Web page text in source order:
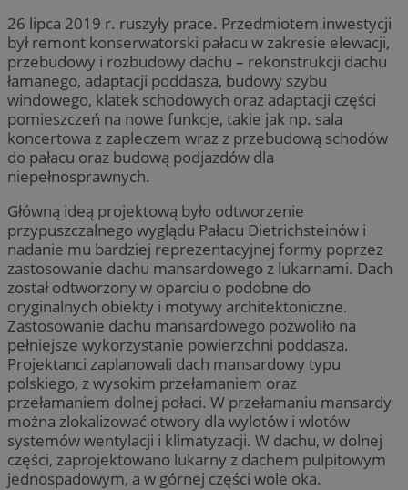
26 lipca 2019 r. ruszyły prace. Przedmiotem inwestycji
był remont konserwatorski pałacu w zakresie elewacji,
przebudowy i rozbudowy dachu – rekonstrukcji dachu
łamanego, adaptacji poddasza, budowy szybu
windowego, klatek schodowych oraz adaptacji części
pomieszczeń na nowe funkcje, takie jak np. sala
koncertowa z zapleczem wraz z przebudową schodów
do pałacu oraz budową podjazdów dla
niepełnosprawnych.
Główną ideą projektową było odtworzenie
przypuszczalnego wyglądu Pałacu Dietrichsteinów i
nadanie mu bardziej reprezentacyjnej formy poprzez
zastosowanie dachu mansardowego z lukarnami. Dach
został odtworzony w oparciu o podobne do
oryginalnych obiekty i motywy architektoniczne.
Zastosowanie dachu mansardowego pozwoliło na
pełniejsze wykorzystanie powierzchni poddasza.
Projektanci zaplanowali dach mansardowy typu
polskiego, z wysokim przełamaniem oraz
przełamaniem dolnej połaci. W przełamaniu mansardy
można zlokalizować otwory dla wylotów i wlotów
systemów wentylacji i klimatyzacji. W dachu, w dolnej
części, zaprojektowano lukarny z dachem pulpitowym
jednospadowym, a w górnej części wole oka.